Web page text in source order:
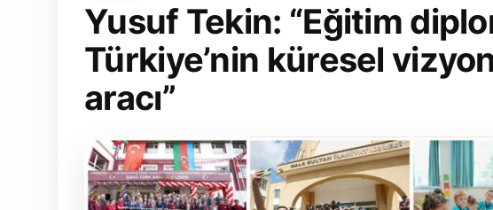
Yusuf Tekin: “Eğitim
Türkiye’nin küresel
aracı”